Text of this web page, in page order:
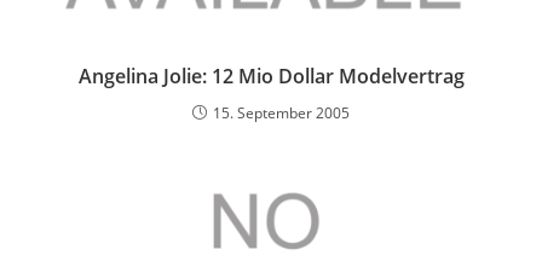
Angelina Jolie: 12 Mio Dollar Modelvertrag
15. September 2005